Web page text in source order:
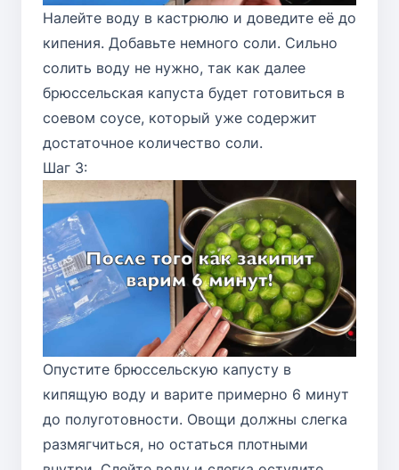
Налейте воду в кастрюлю и доведите её до
кипения. Добавьте немного соли. Сильно
солить воду не нужно, так как далее
брюссельская капуста будет готовиться в
соевом соусе, который уже содержит
достаточное количество соли.
Шаг 3:
Опустите брюссельскую капусту в
кипящую воду и варите примерно 6 минут
до полуготовности. Овощи должны слегка
размягчиться, но остаться плотными